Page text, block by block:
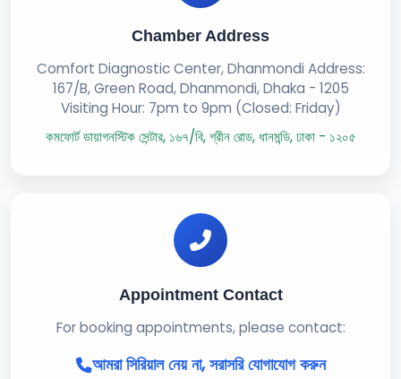
Chamber Address
Comfort Diagnostic Center, Dhanmondi Address:
167/B, Green Road, Dhanmondi, Dhaka - 1205
Visiting Hour: 7pm to 9pm (Closed: Friday)
কমফোর্ট ডায়াগনস্টিক সেন্টার, ১৬৭/বি, গ্রীন রোড, ধানমন্ডি, ঢাকা - ১২০৫
Appointment Contact
For booking appointments, please contact:
আমরা সিরিয়াল নেয় না, সরাসরি যোগাযোগ করুন